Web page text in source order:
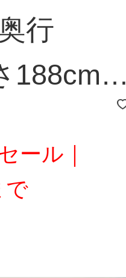
行
188cm～
ール｜
で